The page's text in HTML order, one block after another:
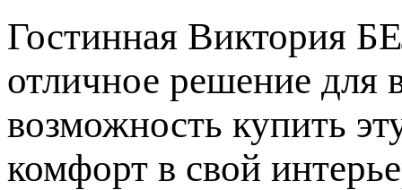
Гостинная
отличное решение для
возможность купить
комфорт в свой